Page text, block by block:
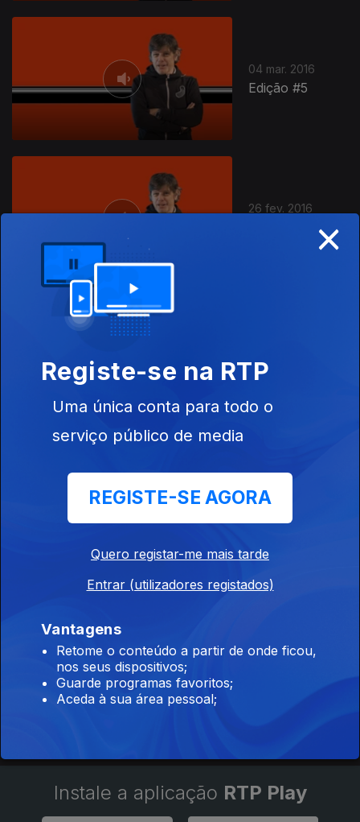
04 mar. 2016
Edição #5
26 fev. 2016
Especial Punk
Rock
Edição #2
Edição #1
Instale a aplicação RTP Play
×
Registe-se na RTP
Uma única conta para todo o
serviço público de media
REGISTE-SE AGORA
Quero registar-me mais tarde
Entrar (utilizadores registados)
Vantagens
Retome o conteúdo a partir de onde ficou,
nos seus dispositivos;
Guarde programas favoritos;
Aceda à sua área pessoal;